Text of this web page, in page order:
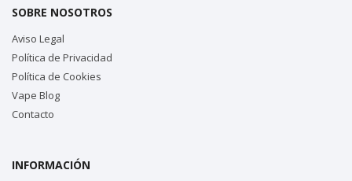
SOBRE NOSOTROS
Aviso Legal
Política de Privacidad
Política de Cookies
Vape Blog
Contacto
INFORMACIÓN